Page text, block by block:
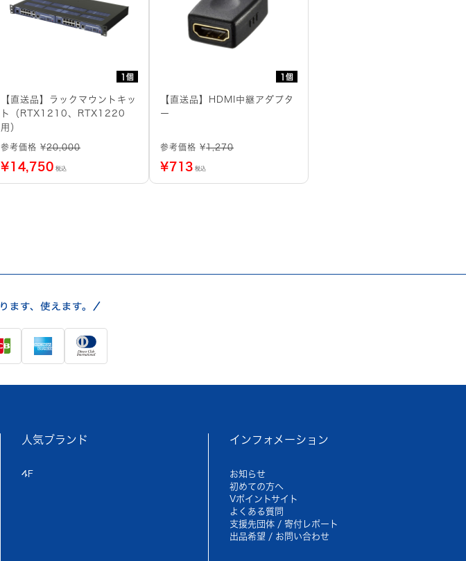
1個
【直送品】ラックマウントキッ
ト（RTX1210、RTX1220
用）
参考価格 ¥20,000
¥14,750 税込
1個
【直送品】HDMI中継アダプタ
ー
参考価格 ¥1,270
¥713 税込
人気ブランド
4F
インフォメーション
お知らせ
初めての方へ
Vポイントサイト
よくある質問
支援先団体 / 寄付レポート
出品希望 / お問い合わせ